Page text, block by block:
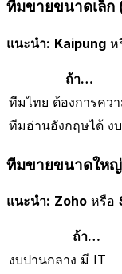
ทีมขายขนาดเล็ก
แนะนำ: Kaipung ห
ถ้า…
ทีมไทย ต้องการควา
ทีมอ่านอังกฤษได้ งบ
ทีมขายขนาดให
แนะนำ: Zoho หรือ
ถ้า…
งบปานกลาง มี IT